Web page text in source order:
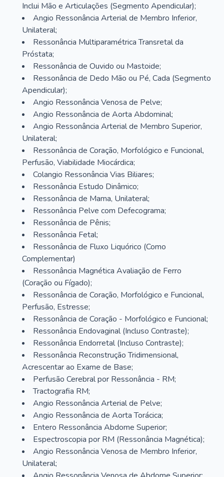
Inclui Mão e Articulações (Segmento Apendicular);
Angio Ressonância Arterial de Membro Inferior,
Unilateral;
Ressonância Multiparamétrica Transretal da
Próstata;
Ressonância de Ouvido ou Mastoide;
Ressonância de Dedo Mão ou Pé, Cada (Segmento
Apendicular);
Angio Ressonância Venosa de Pelve;
Angio Ressonância de Aorta Abdominal;
Angio Ressonância Arterial de Membro Superior,
Unilateral;
Ressonância de Coração, Morfológico e Funcional,
Perfusão, Viabilidade Miocárdica;
Colangio Ressonância Vias Biliares;
Ressonância Estudo Dinâmico;
Ressonância de Mama, Unilateral;
Ressonância Pelve com Defecograma;
Ressonância de Pênis;
Ressonância Fetal;
Ressonância de Fluxo Liquórico (Como
Complementar)
Ressonância Magnética Avaliação de Ferro
(Coração ou Fígado);
Ressonância de Coração, Morfológico e Funcional,
Perfusão, Estresse;
Ressonância de Coração - Morfológico e Funcional;
Ressonância Endovaginal (Incluso Contraste);
Ressonância Endorretal (Incluso Contraste);
Ressonância Reconstrução Tridimensional,
Acrescentar ao Exame de Base;
Perfusão Cerebral por Ressonância - RM;
Tractografia RM;
Angio Ressonância Arterial de Pelve;
Angio Ressonância de Aorta Torácica;
Entero Ressonância Abdome Superior;
Espectroscopia por RM (Ressonância Magnética);
Angio Ressonância Venosa de Membro Inferior,
Unilateral;